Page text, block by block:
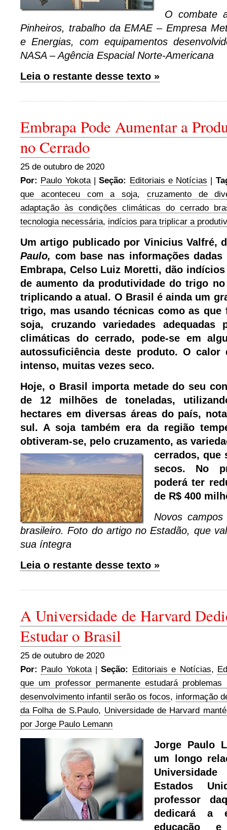
O combate
Pinheiros, trabalho da EMAE – Empresa
e Energias, com equipamentos
NASA – Agência Espacial Norte-Americana
Leia o restante desse texto »
Embrapa Pode Aumentar a
no Cerrado
25 de outubro de 2020
Por: Paulo Yokota|Seção: Editoriais e Notícias |
que aconteceu com a soja, cruzamento de
adaptação às condições climáticas do cerrado
tecnologia necessária, indícios para triplicar a
Um artigo publicado por Vinicius Valfré,
Paulo, com base nas informações
Embrapa, Celso Luiz Moretti, dão
de aumento da produtividade do trigo
triplicando a atual. O Brasil é ainda um
trigo, mas usando técnicas como as que
soja, cruzando variedades adequadas
climáticas do cerrado, pode-se em
autossuficiência deste produto. O calor
intenso, muitas vezes seco.
Hoje, o Brasil importa metade do seu
de 12 milhões de toneladas,
hectares em diversas áreas do país,
sul. A soja também era da região
obtiveram-se, pelo cruzamento, as
cerrados, que
secos. No
poderá ter
de R$ 400
Novos
brasileiro. Foto do artigo no Estadão, que
sua íntegra
Leia o restante desse texto »
A Universidade de Harvard
Estudar o Brasil
25 de outubro de 2020
Por: Paulo Yokota|Seção: Editoriais e Notícias,
que um professor permanente estudará problemas
desenvolvimento infantil serão os focos, informação
da Folha de S.Paulo, Universidade de Harvard
por Jorge Paulo Lemann
Jorge Paulo
um longo
Estados
professor
dedicará a
educação e